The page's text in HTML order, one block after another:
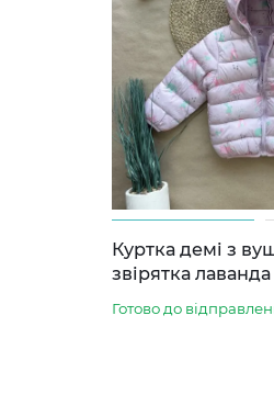
Куртка демі з
звірятка лаванда
Готово до